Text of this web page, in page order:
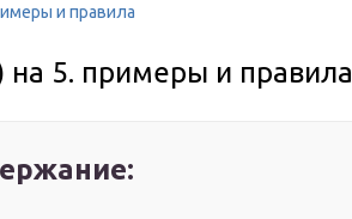
и правила
на 5. примеры и правила